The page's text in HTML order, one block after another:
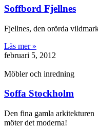
Soffbord Fjellnes
Fjellnes, den orörda
Läs mer »
februari 5, 2012
Möbler och inredning
Soffa Stockholm
Den fina gamla arkitekturen
möter det moderna!